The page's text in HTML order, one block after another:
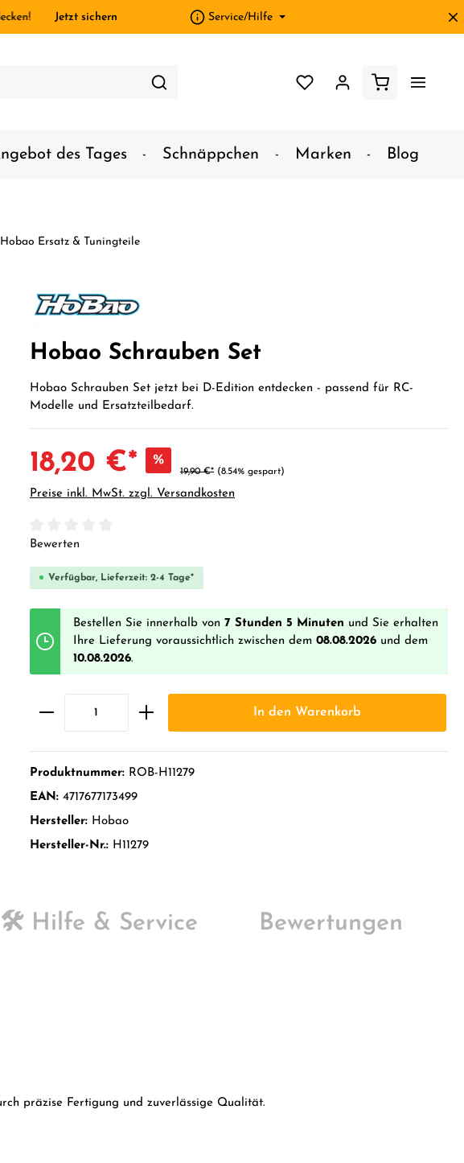
Jetzt sichern Service/Hilfe
des Tages Schnäppchen Marken Blog
Hobao Ersatz & Tuningteile
Hobao Schrauben Set
Hobao Schrauben Set jetzt bei D-Edition entdecken - passend für RC-
Modelle und Ersatzteilbedarf.
18,20 €* %
19,90 €* (8.54% gespart)
Preise inkl. MwSt. zzgl. Versandkosten
Durchschnittliche Bewertung von 0 von 5 Sternen
Bewerten
Verfügbar, Lieferzeit: 2-4 Tage*
Bestellen Sie innerhalb von 7 Stunden 5 Minuten und Sie erhalten
Ihre Lieferung voraussichtlich zwischen dem 08.08.2026 und dem
10.08.2026.
In den Warenkorb
Produktnummer: ROB-H11279
EAN: 4717677173499
Hersteller: Hobao
Hersteller-Nr.: H11279
🛠️ Hilfe & Service Bewertungen
präzise Fertigung und zuverlässige Qualität.